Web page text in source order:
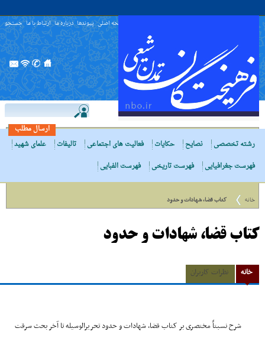
صفحه اصلی پیوندها درباره ما ارتباط با ما جستجو
ارسال مطلب
رشته تخصصی
نصایح حکایات فعالیت های اجتماعی تالیفات
علمای شهید
فهرست جغرافیایی
فهرست تاریخی فهرست الفبایی
خانه کتاب قضا، شهادات و حدود
کتاب قضا، شهادات و حدود
خانه نظرات کاربران
شرح نسبتاً مختصرى بر کتاب قضا، شهادات و حدود تحریرالوسیله تا آخر بحث سرقت